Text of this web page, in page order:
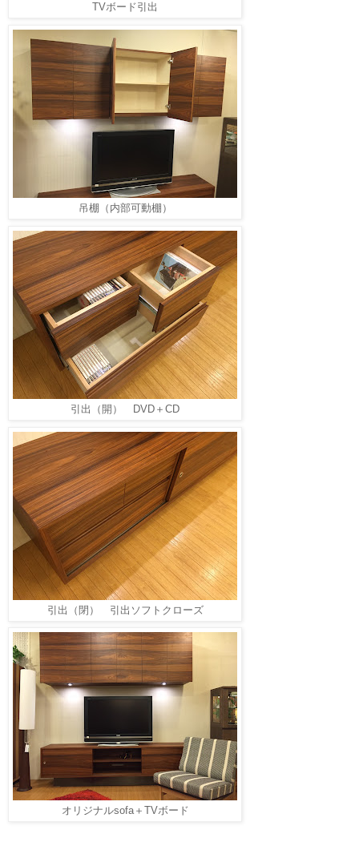
TVボード引出
吊棚（内部可動棚）
引出（開） DVD＋CD
引出（閉） 引出ソフトクローズ
オリジナルsofa＋TVボード